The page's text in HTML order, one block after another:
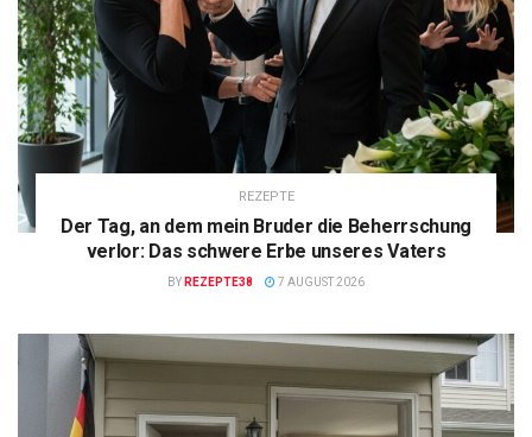
REZEPTE
Der Tag, an dem mein Bruder die Beherrschung
verlor: Das schwere Erbe unseres Vaters
BY REZEPTE38 7 AUGUST 2026